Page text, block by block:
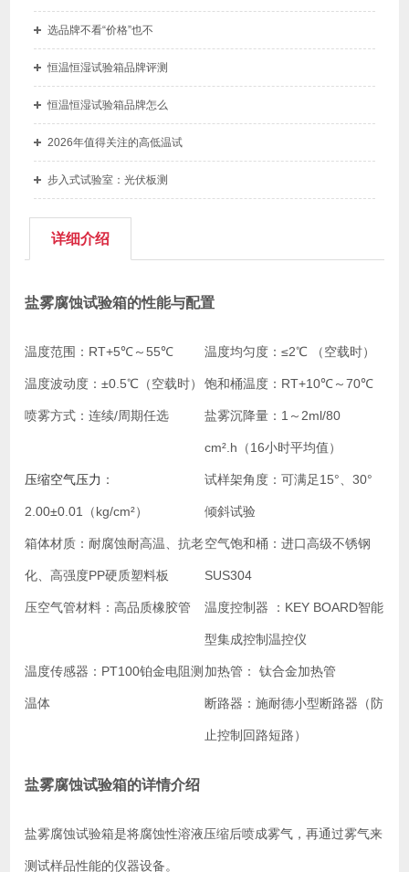
选品牌不看“价格”也不
恒温恒湿试验箱品牌评测
恒温恒湿试验箱品牌怎么
2026年值得关注的高低温试
步入式试验室：光伏板测
详细介绍
盐雾腐蚀试验箱的性能与配置
温度范围： RT+5℃～55℃ 温度均匀度： ≤2℃ （空载时）
温度波动度：±0.5℃（空载时） 饱和桶温度： RT+10℃～70℃
喷雾方式：连续/周期任选 盐雾沉降量： 1～2ml/80
cm².h（16小时平均值）
压缩空气压力 ：
2.00±0.01（kg/cm²）
试样架角度： 可满足15°、30°
倾斜试验
箱体材质： 耐腐蚀耐高温、抗老
化、高强度PP硬质塑料板
空气饱和桶： 进口高级不锈钢
SUS304
压空气管材料：高品质橡胶管 温度控制器 ： KEY BOARD智能
型集成控制温控仪
温度传感器： PT100铂金电阻测
温体
加热管： 钛合金加热管
断路器： 施耐德小型断路器（防
止控制回路短路）
盐雾腐蚀试验箱的详情介绍
盐雾腐蚀试验箱是将腐蚀性溶液压缩后喷成雾气，再通过雾气来
测试样品性能的仪器设备。